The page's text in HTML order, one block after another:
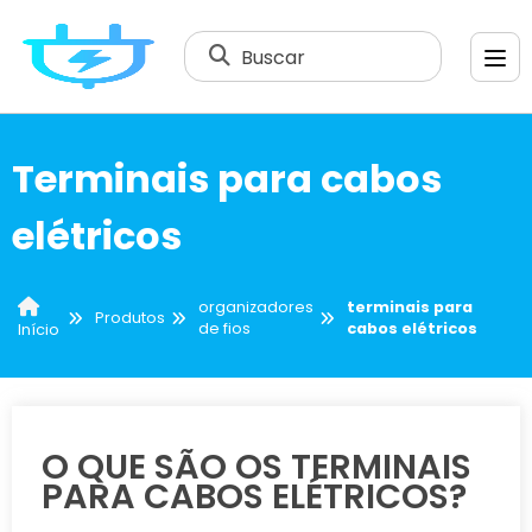
Buscar
Terminais para cabos
elétricos
Início
Produtos
organizadores
de fios
terminais para
cabos elétricos
O QUE SÃO OS TERMINAIS
PARA CABOS ELÉTRICOS?